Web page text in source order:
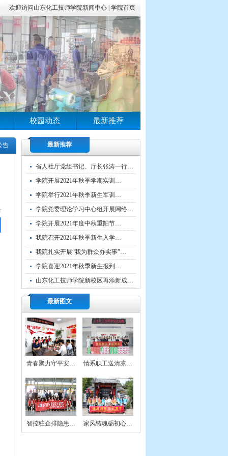
欢迎访问山东化工技师学院新闻中心 | 学院首页
校园动态 最新推荐
告 最新推荐
省人社厅党组书记、厅长张涛一行…
学院开展2021年秋季学期实训…
学院举行2021年秋季新生军训…
学院党委理论学习中心组开展网络…
学院开展2021年度中秋重阳节…
我院召开2021年秋季新生入学…
我院扎实开展“我为群众办实事”…
学院喜迎2021年秋季新生报到…
山东化工技师学院新校区再添新成…
最新图文
青春聚力守平安… 情系职工送清凉…
智控驻企排隐患… 家风铸魂砺初心…